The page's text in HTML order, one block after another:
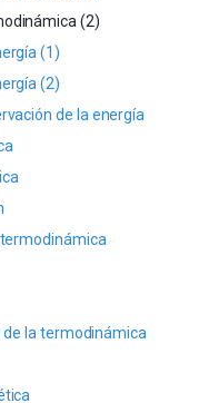
(2)
(1)
(2)
de la energía
de la termodinámica